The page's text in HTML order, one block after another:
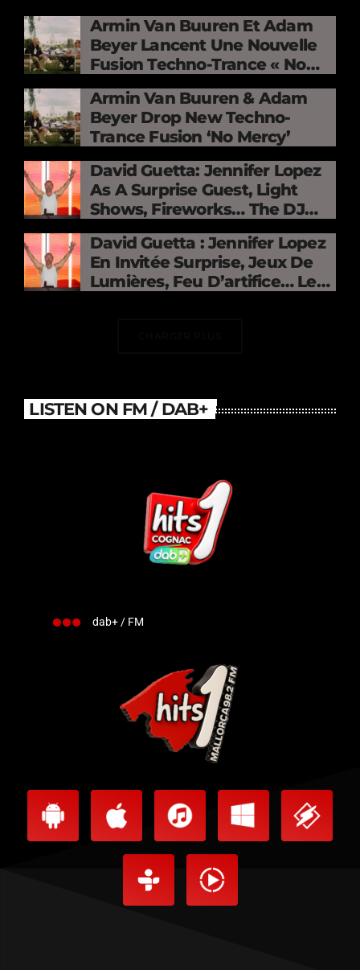
Armin Van Buuren Et Adam
Beyer Lancent Une Nouvelle
Fusion Techno-Trance « No
Mercy »
Armin Van Buuren & Adam
Beyer Drop New Techno-
Trance Fusion ‘No Mercy’
David Guetta: Jennifer Lopez
As A Surprise Guest, Light
Shows, Fireworks… The DJ
Electrifies The Stade De
France
David Guetta : Jennifer Lopez
En Invitée Surprise, Jeux De
Lumières, Feu D’artifice… Le
LISTEN ON FM / DAB+
dab+ / FM